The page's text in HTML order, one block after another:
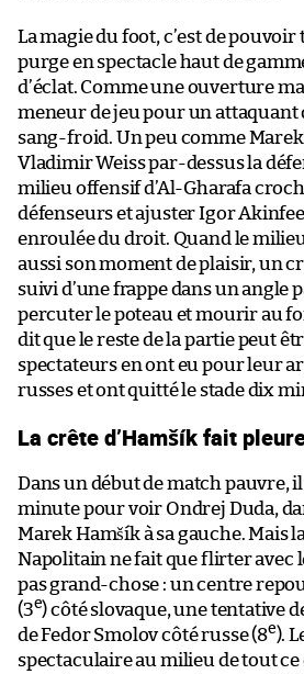
La magie du foot, c’est de
purge en spectacle haut de
d’éclat. Comme une ouverture
meneur de jeu pour un attaquant
sang-froid. Un peu comme
Vladimir Weiss par-dessus la
milieu offensif d’Al-Gharafa
défenseurs et ajuster Igor
enroulée du droit. Quand le
aussi son moment de plaisir, un
suivi d’une frappe dans un angle
percuter le poteau et mourir au
dit que le reste de la partie peut
spectateurs en ont eu pour leur
russes et ont quitté le stade dix
La crête d’Hamšík fait
Dans un début de match pauvre,
minute pour voir Ondrej Duda,
Marek Hamšík à sa gauche. Mais
Napolitain ne fait que flirter avec
pas grand-chose : un centre
(3e) côté slovaque, une tentative
de Fedor Smolov côté russe (8e).
spectaculaire au milieu de tout